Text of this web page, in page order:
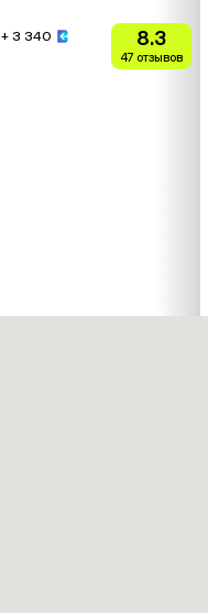
+ 3 340 8.3
47 отзывов